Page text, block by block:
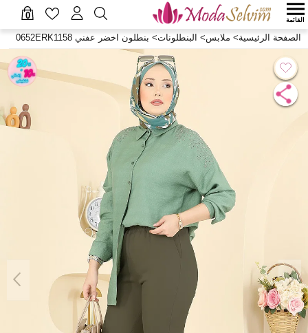
0 القائمة
الصفحة الرئيسية> ملابس> البنطلونات> بنطلون اخضر عفني 0652ERK1158